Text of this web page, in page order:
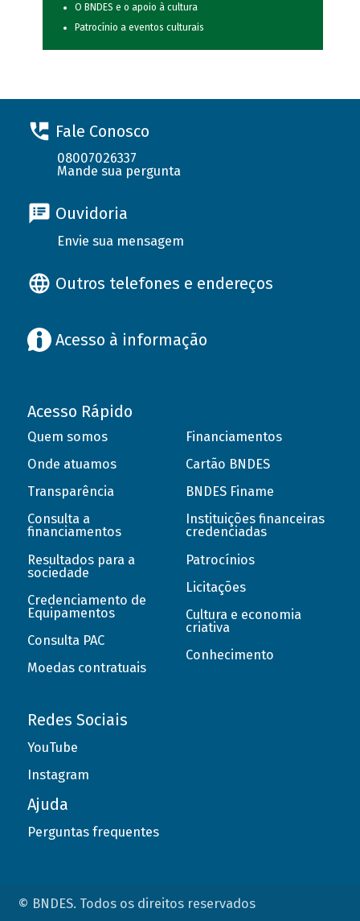
O BNDES e o apoio à cultura
Patrocínio a eventos culturais
Fale Conosco
08007026337
Mande sua pergunta
Ouvidoria
Envie sua mensagem
Outros telefones e endereços
Acesso à informação
Acesso Rápido
Quem somos
Onde atuamos
Transparência
Consulta a
financiamentos
Resultados para a
sociedade
Credenciamento de
Equipamentos
Consulta PAC
Moedas contratuais
Financiamentos
Cartão BNDES
BNDES Finame
Instituições financeiras
credenciadas
Patrocínios
Licitações
Cultura e economia
criativa
Conhecimento
Redes Sociais
YouTube
Instagram
Ajuda
Perguntas frequentes
© BNDES. Todos os direitos reservados